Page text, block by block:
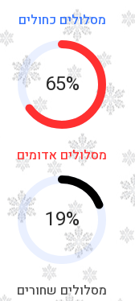
מסלולים כחולים
65%
מסלולים אדומים
19%
מסלולים שחורים